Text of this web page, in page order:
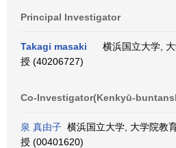
Principal Investigator
Takagi masaki
横浜国立大学,
授 (40206727)
Co-Investigator(Kenkyū-
泉 真由子 横浜国立大学, 大学院教
授 (00401620)